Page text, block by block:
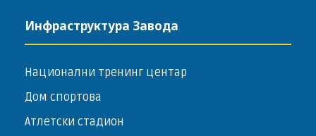
Инфраструктура Завода
Национални тренинг центар
Дом спортова
Атлетски стадион